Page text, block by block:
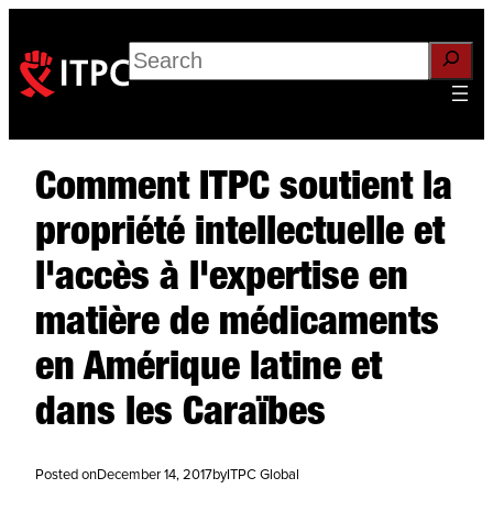
Search
Comment ITPC soutient la
propriété intellectuelle et
l'accès à l'expertise en
matière de médicaments
en Amérique latine et
dans les Caraïbes
Posted onDecember 14, 2017byITPC Global